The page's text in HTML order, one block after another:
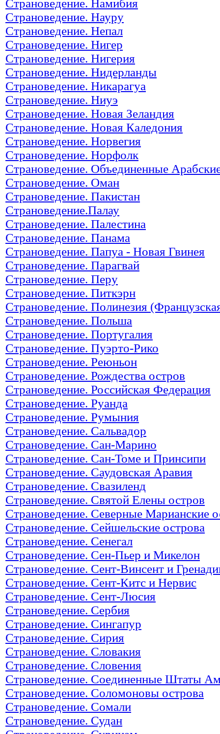
Страноведение. Намибия
Страноведение. Науру
Страноведение. Непал
Страноведение. Нигер
Страноведение. Нигерия
Страноведение. Нидерланды
Страноведение. Никарагуа
Страноведение. Ниуэ
Страноведение. Новая Зеландия
Страноведение. Новая Каледония
Страноведение. Норвегия
Страноведение. Норфолк
Страноведение. Объединенные
Страноведение. Оман
Страноведение. Пакистан
Страноведение.Палау
Страноведение. Палестина
Страноведение. Панама
Страноведение. Папуа - Новая Гвинея
Страноведение. Парагвай
Страноведение. Перу
Страноведение. Питкэрн
Страноведение. Полинезия
Страноведение. Польша
Страноведение. Португалия
Страноведение. Пуэрто-Рико
Страноведение. Реюньон
Страноведение. Рождества остров
Страноведение. Российская Федерация
Страноведение. Руанда
Страноведение. Румыния
Страноведение. Сальвадор
Страноведение. Сан-Марино
Страноведение. Сан-Томе и Принсипи
Страноведение. Саудовская Аравия
Страноведение. Свазиленд
Страноведение. Святой Елены остров
Страноведение. Северные Марианские
Страноведение. Сейшельские острова
Страноведение. Сенегал
Страноведение. Сен-Пьер и Микелон
Страноведение. Сент-Винсент и
Страноведение. Сент-Китс и Нервис
Страноведение. Сент-Люсия
Страноведение. Сербия
Страноведение. Сингапур
Страноведение. Сирия
Страноведение. Словакия
Страноведение. Словения
Страноведение. Соединенные Штаты
Страноведение. Соломоновы острова
Страноведение. Сомали
Страноведение. Судан